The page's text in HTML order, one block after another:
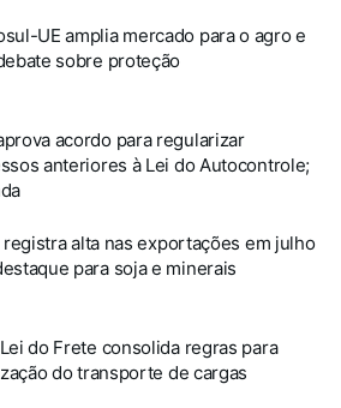
UE amplia mercado para o agro e
sobre proteção
acordo para regularizar
anteriores à Lei do Autocontrole;
registra alta nas exportações em julho
para soja e minerais
do Frete consolida regras para
do transporte de cargas